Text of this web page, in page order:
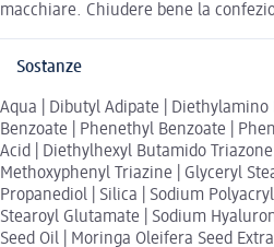
macchiare. Chiudere bene la
Sostanze
Aqua | Dibutyl Adipate | Diethylamino
Benzoate | Phenethyl Benzoate |
Acid | Diethylhexyl Butamido
Methoxyphenyl Triazine | Glyceryl
Propanediol | Silica | Sodium
Stearoyl Glutamate | Sodium
Seed Oil | Moringa Oleifera Seed